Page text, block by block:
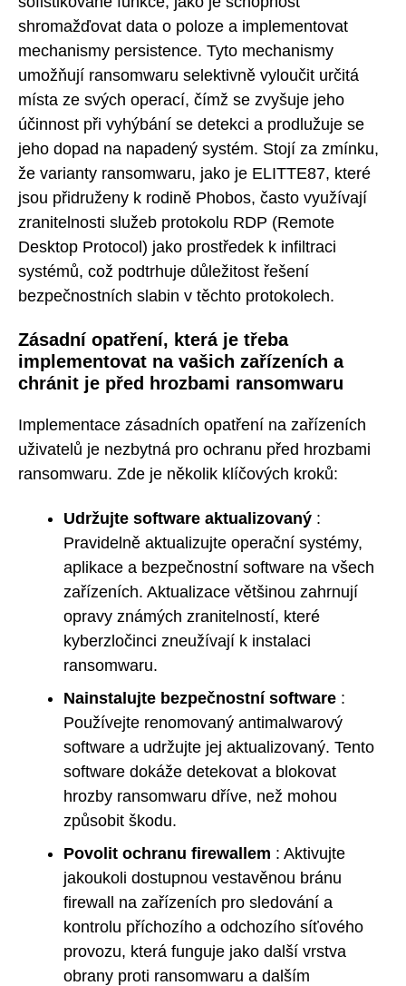
shromažďovat data o poloze a implementovat
mechanismy persistence. Tyto mechanismy
umožňují ransomwaru selektivně vyloučit určitá
místa ze svých operací, čímž se zvyšuje jeho
účinnost při vyhýbání se detekci a prodlužuje se
jeho dopad na napadený systém. Stojí za zmínku,
že varianty ransomwaru, jako je ELITTE87, které
jsou přidruženy k rodině Phobos, často využívají
zranitelnosti služeb protokolu RDP (Remote
Desktop Protocol) jako prostředek k infiltraci
systémů, což podtrhuje důležitost řešení
bezpečnostních slabin v těchto protokolech.
Zásadní opatření, která je třeba
implementovat na vašich zařízeních a
chránit je před hrozbami ransomwaru
Implementace zásadních opatření na zařízeních
uživatelů je nezbytná pro ochranu před hrozbami
ransomwaru. Zde je několik klíčových kroků:
Udržujte software aktualizovaný :
Pravidelně aktualizujte operační systémy,
aplikace a bezpečnostní software na všech
zařízeních. Aktualizace většinou zahrnují
opravy známých zranitelností, které
kyberzločinci zneužívají k instalaci
ransomwaru.
Nainstalujte bezpečnostní software :
Používejte renomovaný antimalwarový
software a udržujte jej aktualizovaný. Tento
software dokáže detekovat a blokovat
hrozby ransomwaru dříve, než mohou
způsobit škodu.
Povolit ochranu firewallem : Aktivujte
jakoukoli dostupnou vestavěnou bránu
firewall na zařízeních pro sledování a
kontrolu příchozího a odchozího síťového
provozu, která funguje jako další vrstva
obrany proti ransomwaru a dalším